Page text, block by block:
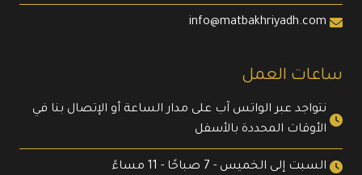
info@matbakhriyadh.com
ساعات العمل
نتواجد عبر الواتس آب على مدار الساعة أو الإتصال بنا في
الأوقات المحددة بالأسفل
السبت إلى الخميس - 7 صباحًا - 11 مساءً